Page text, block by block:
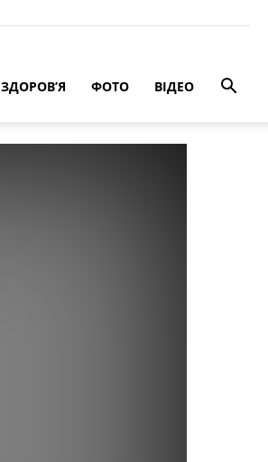
ЗДОРОВ’Я ФОТО ВІДЕО